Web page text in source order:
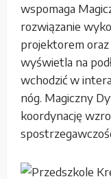
wspomaga
rozwiązanie
projektorem
wyświetla na
wchodzić w
nóg. Magiczny
koordynację